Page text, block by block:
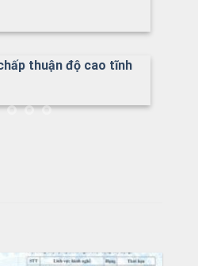
thuận độ cao tĩnh